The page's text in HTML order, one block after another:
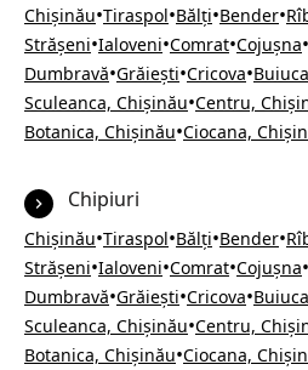
Chișinău•Tiraspol•Bălți•Bender•
Strășeni•Ialoveni•Comrat•Cojușna•
Dumbravă•Grăiești•Cricova•
Sculeanca, Chișinău•Centru,
Botanica, Chișinău•Ciocana,
Chipiuri
Chișinău•Tiraspol•Bălți•Bender•
Strășeni•Ialoveni•Comrat•Cojușna•
Dumbravă•Grăiești•Cricova•
Sculeanca, Chișinău•Centru,
Botanica, Chișinău•Ciocana,